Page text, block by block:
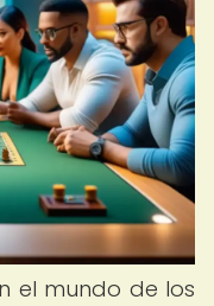
el mundo de los